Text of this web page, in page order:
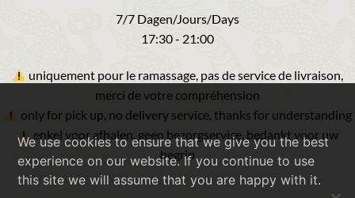
7/7 Dagen/Jours/Days
17:30 - 21:00
uniquement pour le ramassage, pas de service de livraison,
merci de votre compréhension
only for pick up, no delivery service, thanks for understanding
enkel voor afhalen, geen bezorgservice, bedankt voor uw
begrip
We use cookies to ensure that we give you the best
experience on our website. If you continue to use
this site we will assume that you are happy with it.